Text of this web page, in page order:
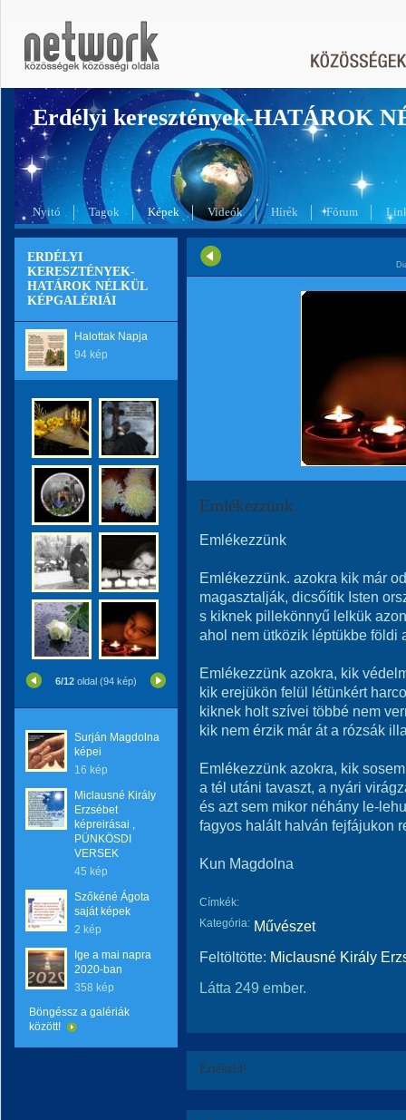
Erdélyi keresztények-HATÁROK
Nyitó Tagok Képek Videók Hírek Fórum
ERDÉLYI
KERESZTÉNYEK-
HATÁROK NÉLKÜL
KÉPGALÉRIÁI
Halottak Napja
94 kép
6/12 oldal (94 kép)
Surján Magdolna
képei
16 kép
Miclausné Király
Erzsébet
képreirásai ,
PÜNKÖSDI
VERSEK
45 kép
Szőkéné Ágota
saját képek
2 kép
Ige a mai napra
2020-ban
358 kép
Böngéssz a galériák
között!
Emlékezzünk
Emlékezzünk
Emlékezzünk. azokra kik már
magasztalják, dicsőítik Isten
s kiknek pillekönnyű lelkük
ahol nem ütközik léptükbe földi
Emlékezzünk azokra, kik
kik erejükön felül létünkért
kiknek holt szívei többé nem
kik nem érzik már át a rózsák
Emlékezzünk azokra, kik
a tél utáni tavaszt, a nyári
és azt sem mikor néhány le-
fagyos halált halván fejfájukon
Kun Magdolna
Címkék:
Kategória: Művészet
Feltöltötte: Miclausné Király
Látta 249 ember.
Értékeld!